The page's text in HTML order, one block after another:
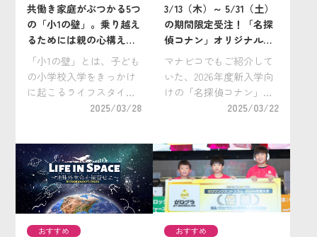
共働き家庭がぶつかる5つ
の「小1の壁」。乗り越え
るためには親の心構えが
重要。
「小1の壁」とは、子ども
の小学校入学をきっかけ
に起こるライフスタイル
の変化によって立ちはだ
に、共働き家庭やワーマ
マの間ではよく使われる
言葉「小1の壁」。 なん
となく認識はしてい […]
2025/03/28
3/13（木）～ 5/31（土）
の期間限定受注！「名探
偵コナン」オリジナルラ
ンドセルの注文方法や限
定特典は？
マナビコでもご紹介して
いた、2026年度新入学向
けの「名探偵コナン」オ
リジナルランドセルがい
りました！ ▼特設サイ
トはこちら 「名探偵コ
ナン」初 […]
2025/03/22
おすすめ おすすめ